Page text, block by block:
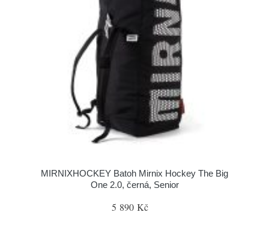
MIRNIXHOCKEY Batoh Mirnix Hockey The Big
One 2.0, černá, Senior
5 890 Kč